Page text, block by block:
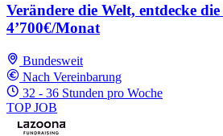
Verändere die Welt, entdecke
4’700€/Monat
Bundesweit
Nach Vereinbarung
32 - 36 Stunden pro Woche
TOP JOB